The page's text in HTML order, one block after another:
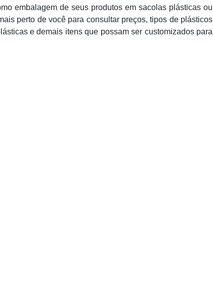
embalagem de seus produtos em sacolas plásticas ou
perto de você para consultar preços, tipos de plásticos
e demais itens que possam ser customizados para